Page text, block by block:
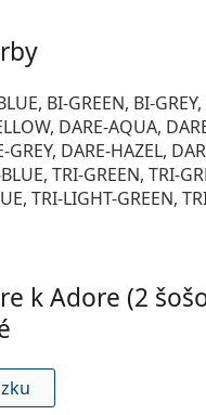
sú veľmi praktické
vysokému obsahu
dosiahnete
roztokom
kontaktných
pomôcku. Pred
alebo bláznivé
ktoré farebné
Áno
Nie
Nie
BI-GREEN, BI-
DARE-AQUA,
GREY, DARE-HAZEL,
TRI-GREEN, TRI-
TRI-LIGHT-GREEN,
k Adore (2